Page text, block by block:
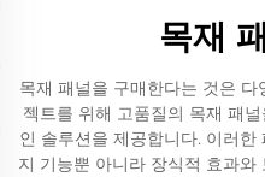
목재
목재 패널을 구매한다는 것은
젝트를 위해 고품질의 목재 패
인 솔루션을 제공합니다. 이러한
지 기능뿐 아니라 장식적 효과